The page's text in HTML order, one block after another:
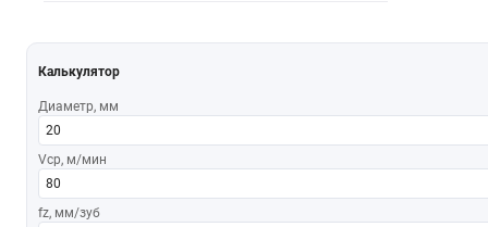
Калькулятор
Диаметр, мм
Vср, м/мин
fz, мм/зуб